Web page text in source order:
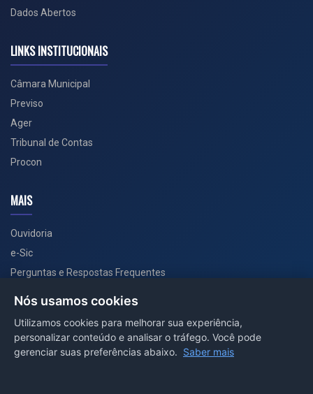
Dados Abertos
LINKS INSTITUCIONAIS
Câmara Municipal
Previso
Ager
Tribunal de Contas
Procon
MAIS
Ouvidoria
e-Sic
Perguntas e Respostas Frequentes
PORTAL COVID-19
Nós usamos cookies
Utilizamos cookies para melhorar sua experiência,
personalizar conteúdo e analisar o tráfego. Você pode
gerenciar suas preferências abaixo. Saber mais